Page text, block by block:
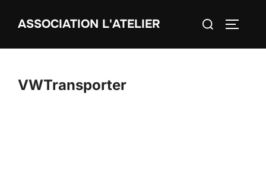
ASSOCIATION L'ATELIER Rechercher :
VWTransporter